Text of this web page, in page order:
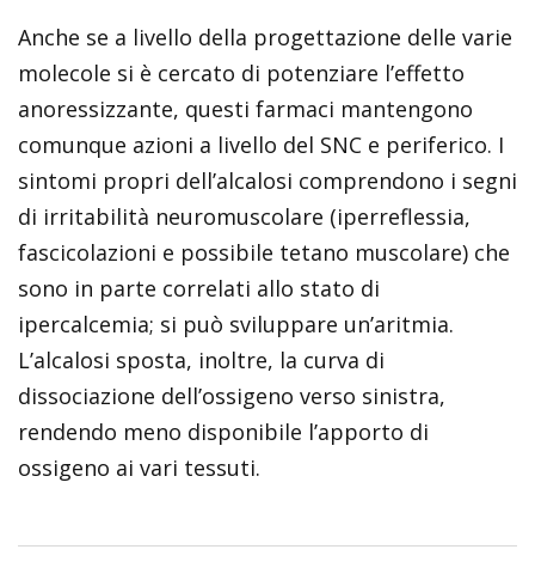
Anche se a livello della progettazione delle varie
molecole si è cercato di potenziare l’effetto
anoressizzante, questi farmaci mantengono
comunque azioni a livello del SNC e periferico. I
sintomi propri dell’alcalosi comprendono i segni
di irritabilità neuromuscolare (iperreflessia,
fascicolazioni e possibile tetano muscolare) che
sono in parte correlati allo stato di
ipercalcemia; si può sviluppare un’aritmia.
L’alcalosi sposta, inoltre, la curva di
dissociazione dell’ossigeno verso sinistra,
rendendo meno disponibile l’apporto di
ossigeno ai vari tessuti.